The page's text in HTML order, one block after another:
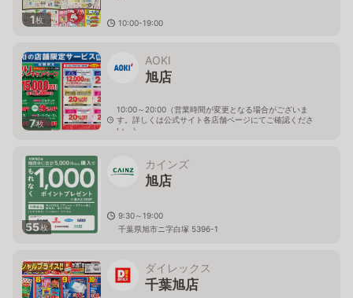
1枚
10:00-19:00
7枚
AOKI
旭店
10:00～20:00（営業時間が変更となる場合がございま
す。詳しくは公式サイト各店舗ページにてご確認くださ
い。）
55枚
カインズ
旭店
9:30～19:00
千葉県旭市ニ字白塚 5396-1
ダイレックス
千葉旭店